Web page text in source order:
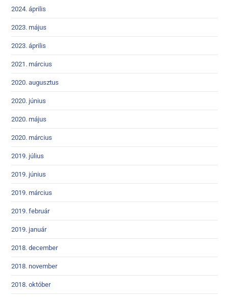
2024. április
2023. május
2023. április
2021. március
2020. augusztus
2020. június
2020. május
2020. március
2019. július
2019. június
2019. március
2019. február
2019. január
2018. december
2018. november
2018. október